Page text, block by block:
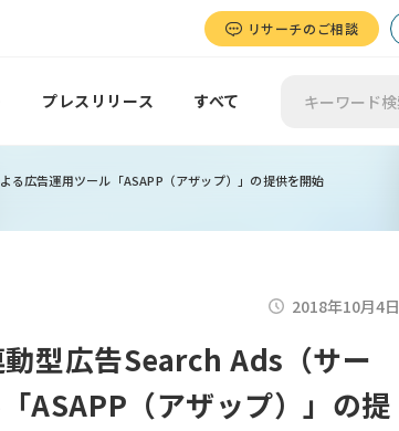
リサーチのご相談
プレスリリース すべて
広告運用ツール「ASAPP（アザップ）」の提供を開始
2018年10月4日
型広告Search Ads（サー
ASAPP（アザップ）」の提